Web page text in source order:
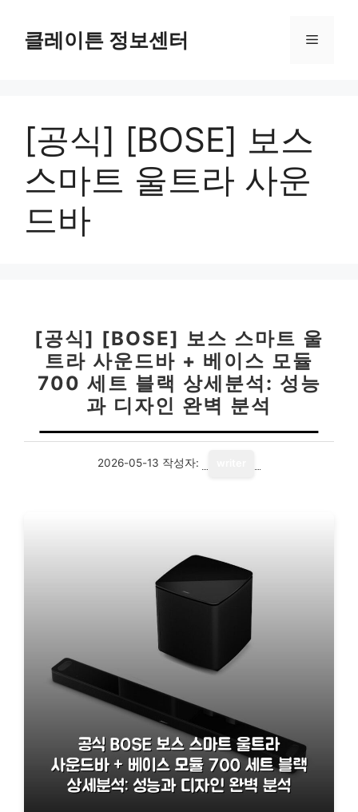
클레이튼 정보센터 메
[공식] [BOSE] 보스
스마트 울트라 사운
드바
[공식] [BOSE] 보스 스마트 울
트라 사운드바 + 베이스 모듈
700 세트 블랙 상세분석: 성능
과 디자인 완벽 분석
2026-05-13 작성자: